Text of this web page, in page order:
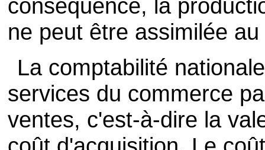
conséquence, la
ne peut être assimilée
La comptabilité
services du commerce
ventes, c'est-à-dire la